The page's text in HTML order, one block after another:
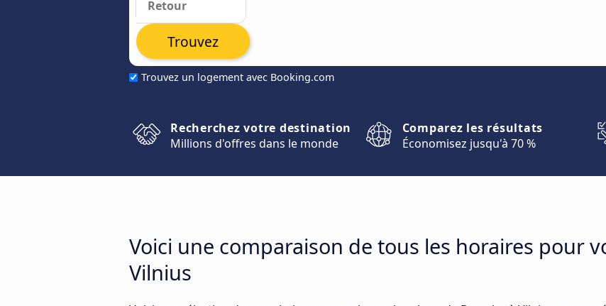
Trouvez un logement avec Booking.com
Trouvez
Recherchez votre destination
Millions d'offres dans le monde
Comparez les résultats
Économisez jusqu'à 70 %
Voici une comparaison de tous les horaires pour
Vilnius